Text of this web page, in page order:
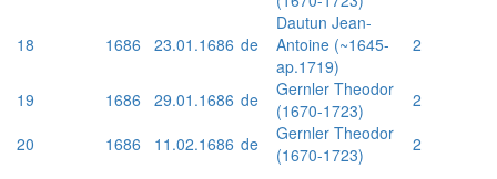
18 1686 23.01.1686 de
Dautun Jean-
Antoine (~1645-
ap.1719)
2
19 1686 29.01.1686 de
Gernler Theodor
(1670-1723)
2
20
1686 11.02.1686 de
Gernler Theodor
(1670-1723)
2